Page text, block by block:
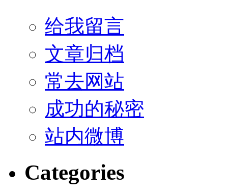
给我留言
文章归档
常去网站
成功的秘密
站内微博
Categories